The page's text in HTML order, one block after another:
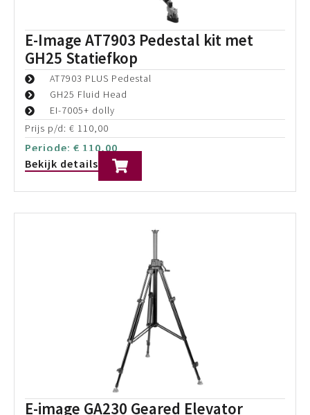
E-Image AT7903 Pedestal kit met
GH15 Statiefkop
AT7903 Pedestal
GH15 Fluid Head
Prijs p/d:€90,00
Periode:€90,00
Bekijk details
E-Image AT7903 Pedestal kit met
GH25 Statiefkop